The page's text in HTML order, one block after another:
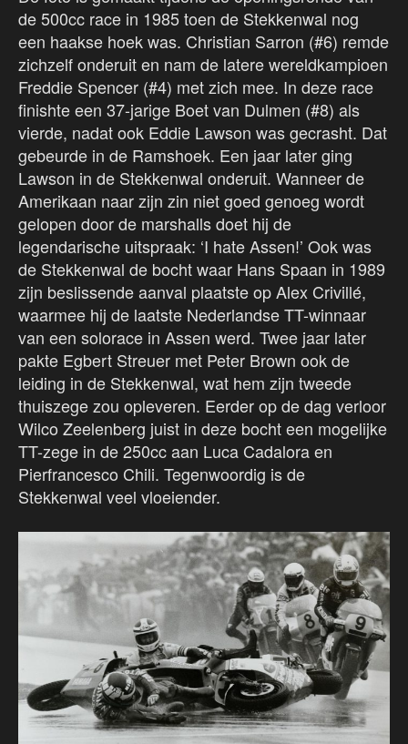
de 500cc race in 1985 toen de Stekkenwal nog
een haakse hoek was. Christian Sarron (#6) remde
zichzelf onderuit en nam de latere wereldkampioen
Freddie Spencer (#4) met zich mee. In deze race
finishte een 37-jarige Boet van Dulmen (#8) als
vierde, nadat ook Eddie Lawson was gecrasht. Dat
gebeurde in de Ramshoek. Een jaar later ging
Lawson in de Stekkenwal onderuit. Wanneer de
Amerikaan naar zijn zin niet goed genoeg wordt
gelopen door de marshalls doet hij de
legendarische uitspraak: ‘I hate Assen!’ Ook was
de Stekkenwal de bocht waar Hans Spaan in 1989
zijn beslissende aanval plaatste op Alex Crivillé,
waarmee hij de laatste Nederlandse TT-winnaar
van een solorace in Assen werd. Twee jaar later
pakte Egbert Streuer met Peter Brown ook de
leiding in de Stekkenwal, wat hem zijn tweede
thuiszege zou opleveren. Eerder op de dag verloor
Wilco Zeelenberg juist in deze bocht een mogelijke
TT-zege in de 250cc aan Luca Cadalora en
Pierfrancesco Chili. Tegenwoordig is de
Stekkenwal veel vloeiender.